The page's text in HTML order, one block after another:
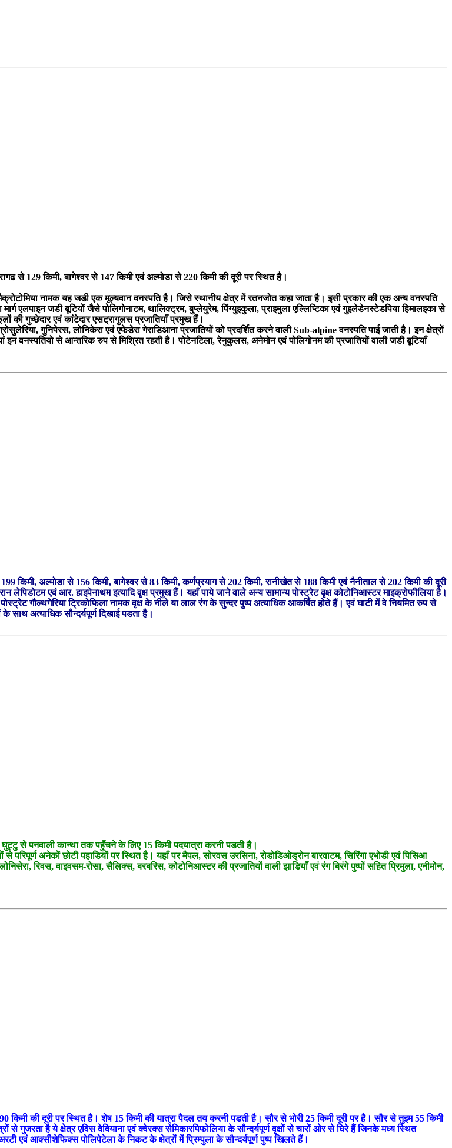
से 129 किमी, बागेश्वर से 147 किमी एवं अल्मोडा से 220 किमी की दूरी पर स्थित है।
नामक यह जडी एक मूल्यवान वनस्पति है। जिसे स्थानीय क्षेत्र में रतनजोत कहा जाता है। इसी प्रकार की एक अन्य वनस्पति
एलपाइन जडी बूटियों जैसे पोलिगोनाटम, थालिक्ट्रम, बुप्लेयुरेम, पिंग्युइकुला, प्राइमुला एल्लिप्टिका एवं गुइलेडेनस्टेडपिया हिमालइका से
की गुच्छेदार एवं कांटेदार एसट्रागुलस प्रजातियाँ प्रमुख हैं।
गुनिपेरस, लोनिकेरा एवं एफेडेरा गेराडिआना प्रजातियों को प्रदर्शित करने वाली Sub-alpine वनस्पति पाई जाती है। इन क्षेत्रों
इन वनस्पतियो से आन्तरिक रुप से मिश्रित रहती है। पोटेनटिला, रेनुकुलस, अनेमोन एवं पोलिगोनम की प्रजातियों वाली जडी बूटियाँ
किमी, अल्मोडा से 156 किमी, बागेश्वर से 83 किमी, कर्णप्रयाग से 202 किमी, रानीखेत से 188 किमी एवं नैनीताल से 202 किमी की दूरी
एवं आर. हाइपेनाथम इत्यादि वृक्ष प्रमुख हैं। यहाँ पाये जाने वाले अन्य सामान्य पोस्ट्रेट वृक्ष कोटोनिआस्टर माइक्रोफीलिया है।
गौल्थगेरिया ट्रिकोफिला नामक वृक्ष के नीले या लाल रंग के सुन्दर पुष्प अत्याधिक आकर्षित होते हैं। एवं घाटी में वे नियमित रुप से
साथ अत्याधिक सौन्दर्यपूर्ण दिखाई पडता है।
से पनवाली कान्था तक पहुँचने के लिए 15 किमी पदयात्रा करनी पडती है।
अनेकों छोटी पहाडियों पर स्थित है। यहाँ पर मैपल, सोरवस उरसिना, रोडोडिओड्रोन बारवाटम, सिरिंगा एभोडी एवं पिसिआ
रिवस, वाइवसम-रोसा, सैलिक्स, बरबरिस, कोटोनिआस्टर की प्रजातियों वाली झाडियाँ एवं रंग बिरंगे पुष्पों सहित प्रिमुला, एनीमोन,
की दूरी पर स्थित है। शेष 15 किमी की यात्रा पैदल तय करनी पडती है। सौर से भोरी 25 किमी दूरी पर है। सौर से तुइम 55 किमी
गुजरता है ये क्षेत्र एविस वेवियाना एवं क्वेरक्स सेमिकारपिफोलिया के सौन्दर्यपूर्ण वृक्षों से चारों ओर से घिरे हैं जिनके मध्य स्थित
एवं आक्सीशेफिक्स पोलिपेटेला के निकट के क्षेत्रों में प्रिम्पुला के सौन्दर्यपूर्ण पुष्प खिलते हैं।